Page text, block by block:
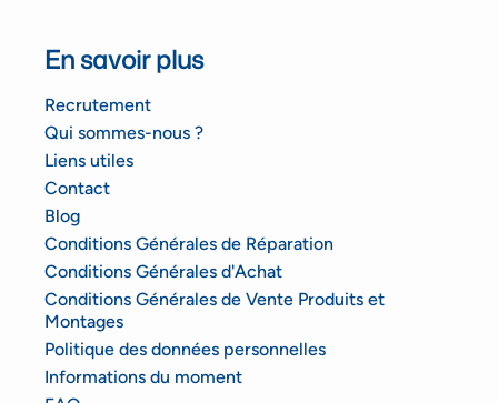
En savoir plus
Recrutement
Qui sommes-nous ?
Liens utiles
Contact
Blog
Conditions Générales de Réparation
Conditions Générales d'Achat
Conditions Générales de Vente Produits et
Montages
Politique des données personnelles
Informations du moment